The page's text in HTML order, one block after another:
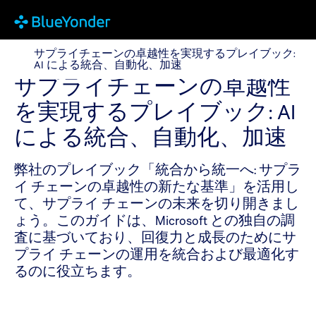
サプライチェーンの卓越性を実現するプレイブック: AI
サプライチェーンの卓越性を実現するプレイブック:
AI による統合、自動化、加速
サプライチェーンの卓越性
を実現するプレイブック: AI
による統合、自動化、加速
弊社のプレイブック「統合から統一へ: サプラ
イ チェーンの卓越性の新たな基準」を活用し
て、サプライ チェーンの未来を切り開きまし
ょう。このガイドは、Microsoft との独自の調
査に基づいており、回復力と成長のためにサ
プライ チェーンの運用を統合および最適化す
るのに役立ちます。